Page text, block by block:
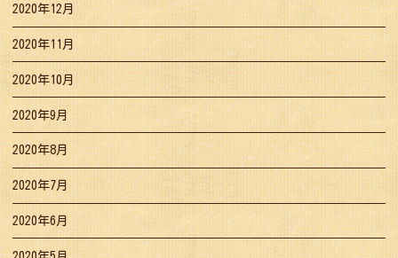
2020年12月
2020年11月
2020年10月
2020年9月
2020年8月
2020年7月
2020年6月